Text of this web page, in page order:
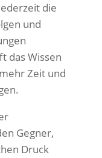
die
und
das Wissen
Zeit und
Gegner,
Druck